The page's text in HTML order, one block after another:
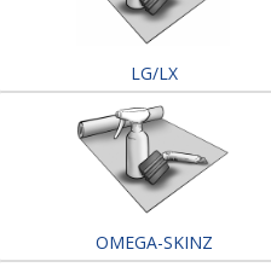
LG/LX
OMEGA-SKINZ